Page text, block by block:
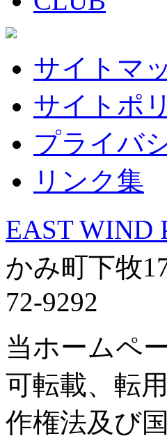
サイトマ
サイトポ
プライバ
リンク集
EAST WIND
かみ町下牧
72-9292
当ホームペ
可転載、転
作権法及び